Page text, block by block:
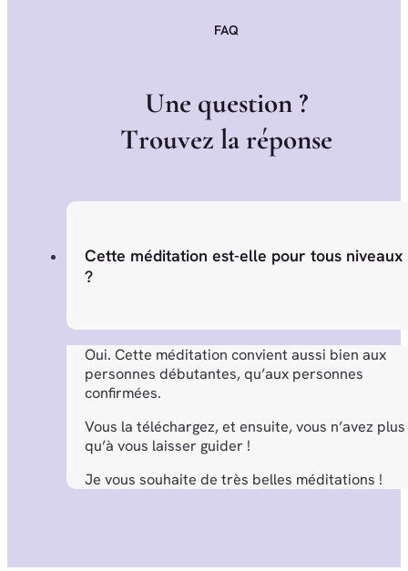
FAQ
Une question ?
Trouvez laréponse
Cette méditation est-elle pour tous niveaux
?
Oui. Cette méditation convient aussi bien aux
personnes débutantes, qu’aux personnes
confirmées.
Vous la téléchargez, et ensuite, vous n’avez plus
qu’à vous laisser guider !
Je vous souhaite de très belles méditations !